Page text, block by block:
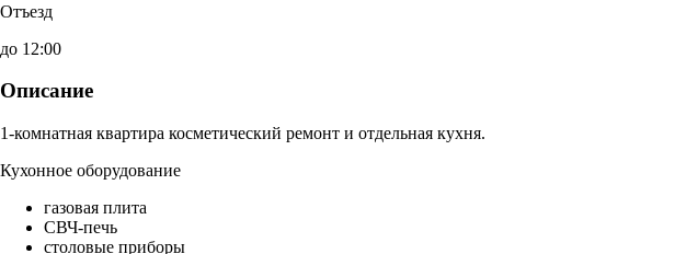
Отъезд
до 12:00
Описание
1-комнатная квартира косметический ремонт и отдельная кухня.
Кухонное оборудование
газовая плита
СВЧ-печь
столовые приборы